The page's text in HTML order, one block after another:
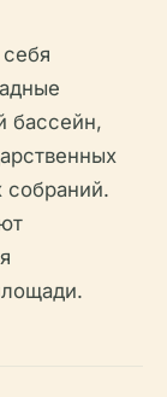
бассейн,
собраний.